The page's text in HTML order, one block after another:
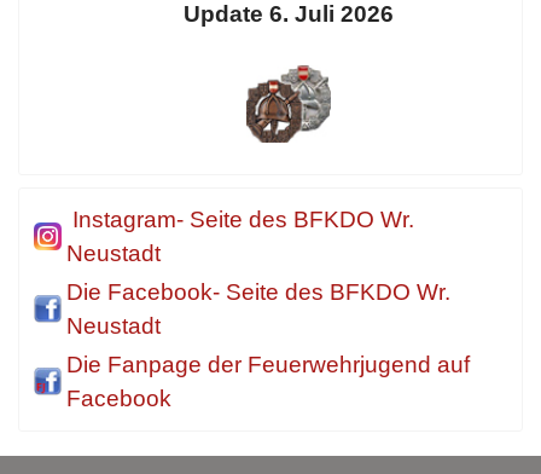
Update 6. Juli 2026
Instagram- Seite des BFKDO Wr.
Neustadt
Die Facebook- Seite des BFKDO Wr.
Neustadt
Die Fanpage der Feuerwehrjugend auf
Facebook